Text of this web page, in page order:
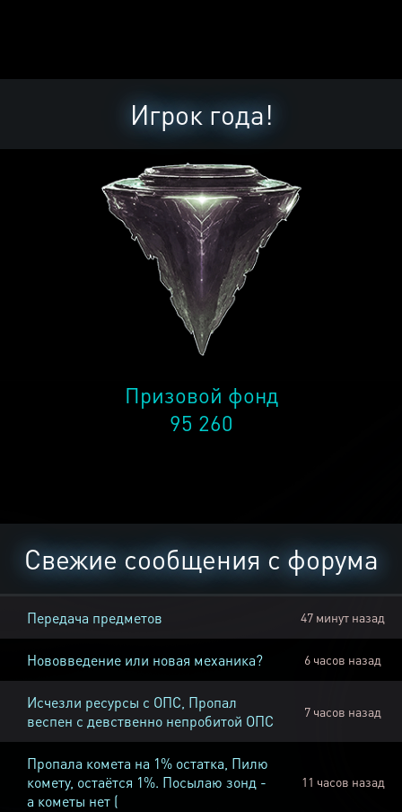
Игрок года!
Призовой фонд
95 260
Свежие сообщения с форума
Передача предметов 47 минут назад
Нововведение или новая механика? 6 часов назад
Исчезли ресурсы с ОПС, Пропал
веспен с девственно непробитой ОПС
7 часов назад
Пропала комета на 1% остатка, Пилю
комету, остаётся 1%. Посылаю зонд -
а кометы нет (
11 часов назад